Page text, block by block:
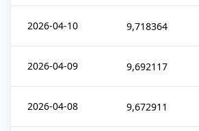
2026-04-10 9,718364
2026-04-09 9,692117
2026-04-08 9,672911